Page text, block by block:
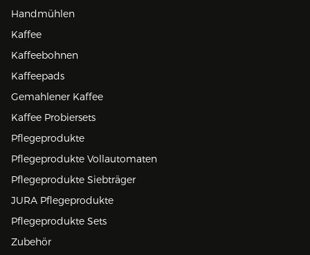
Handmühlen
Kaffee
Kaffeebohnen
Kaffeepads
Gemahlener Kaffee
Kaffee Probiersets
Pflegeprodukte
Pflegeprodukte Vollautomaten
Pflegeprodukte Siebträger
JURA Pflegeprodukte
Pflegeprodukte Sets
Zubehör